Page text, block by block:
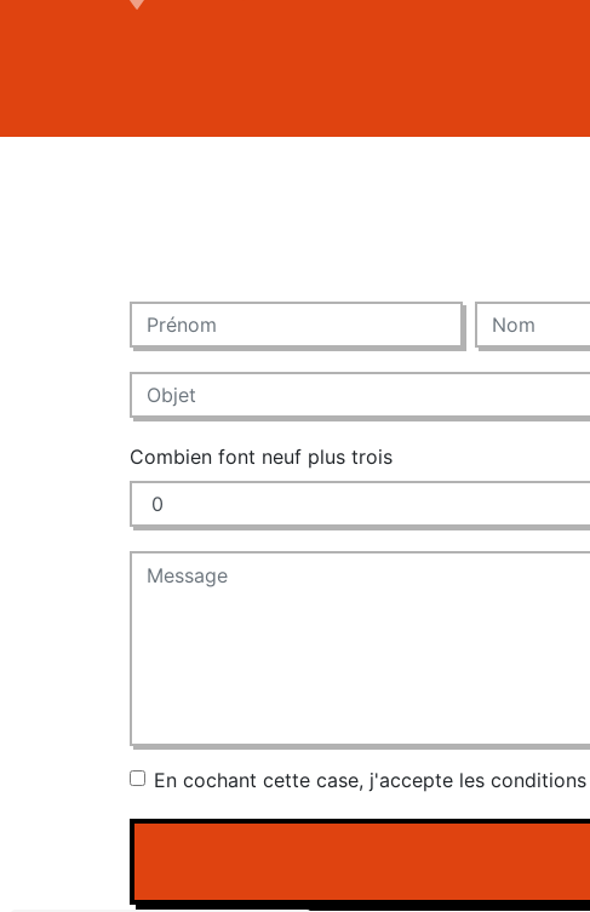
Combien font neuf plus trois
En cochant cette case, j'accepte les